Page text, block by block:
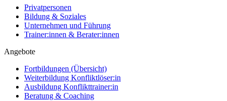
Privatpersonen
Bildung & Soziales
Unternehmen und Führung
Trainer:innen & Berater:innen
Angebote
Fortbildungen (Übersicht)
Weiterbildung Konfliktlöser:in
Ausbildung Konflikttrainer:in
Beratung & Coaching